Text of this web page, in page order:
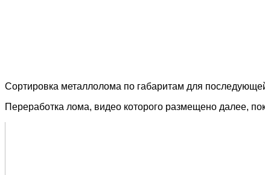
Сортировка металлолома по габаритам для
Переработка лома, видео которого размещено далее,